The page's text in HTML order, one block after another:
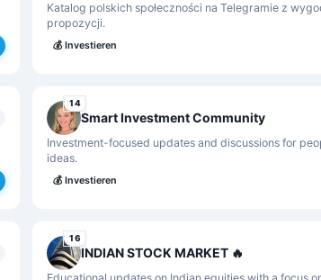
Katalog polskich społeczności na Telegramie z
propozycji.
💰 Investieren
14
Smart Investment Community
Investment-focused updates and discussions for
ideas.
💰 Investieren
16
INDIAN STOCK MARKET 🔥